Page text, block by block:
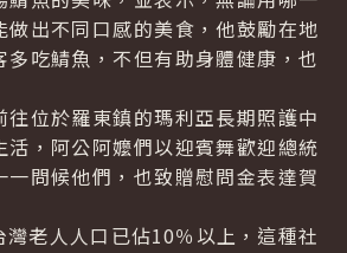
做出不同口感的美食，他鼓勵在地
多吃鯖魚，不但有助身體健康，也
位於羅東鎮的瑪利亞長期照護中
活，阿公阿嬤們以迎賓舞歡迎總統
一問候他們，也致贈慰問金表達賀
老人人口已佔10％以上，這種社